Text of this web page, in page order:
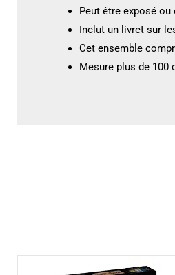
Peut être exposé
Inclut un livret sur
Cet ensemble
Mesure plus de 100